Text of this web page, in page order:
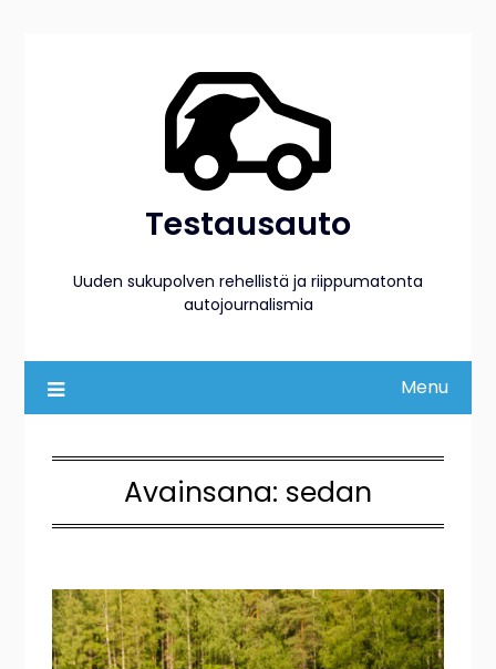
Testausauto
Uuden sukupolven rehellistä ja riippumatonta
autojournalismia
Menu
Avainsana: sedan